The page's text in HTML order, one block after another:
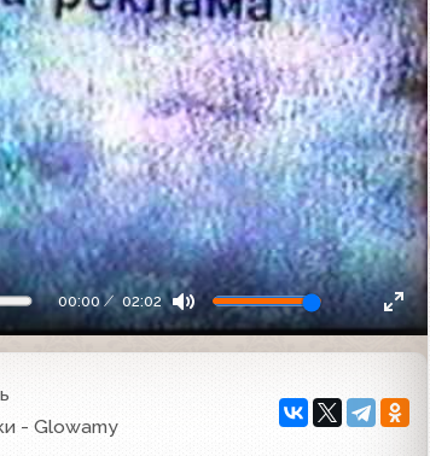
00:00 02:02
- Glowamy